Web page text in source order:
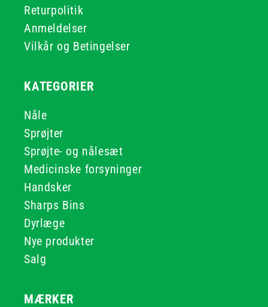
Returpolitik
Anmeldelser
Vilkår og Betingelser
KATEGORIER
Nåle
Sprøjter
Sprøjte- og nålesæt
Medicinske forsyninger
Handsker
Sharps Bins
Dyrlæge
Nye produkter
Salg
MÆRKER